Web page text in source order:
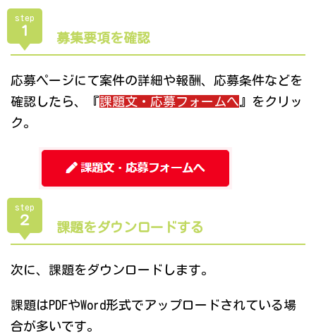
step
１
募集要項を確認
応募ページにて案件の詳細や報酬、応募条件などを
確認したら、『課題文・応募フォームへ 』をクリッ
ク。
step
２
課題をダウンロードする
次に、課題をダウンロードします。
課題はPDFやWord形式でアップロードされている場
合が多いです。